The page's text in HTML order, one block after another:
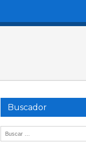
Buscador